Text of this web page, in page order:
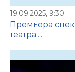
19.09.2025, 9:30
Премьера
театра ...